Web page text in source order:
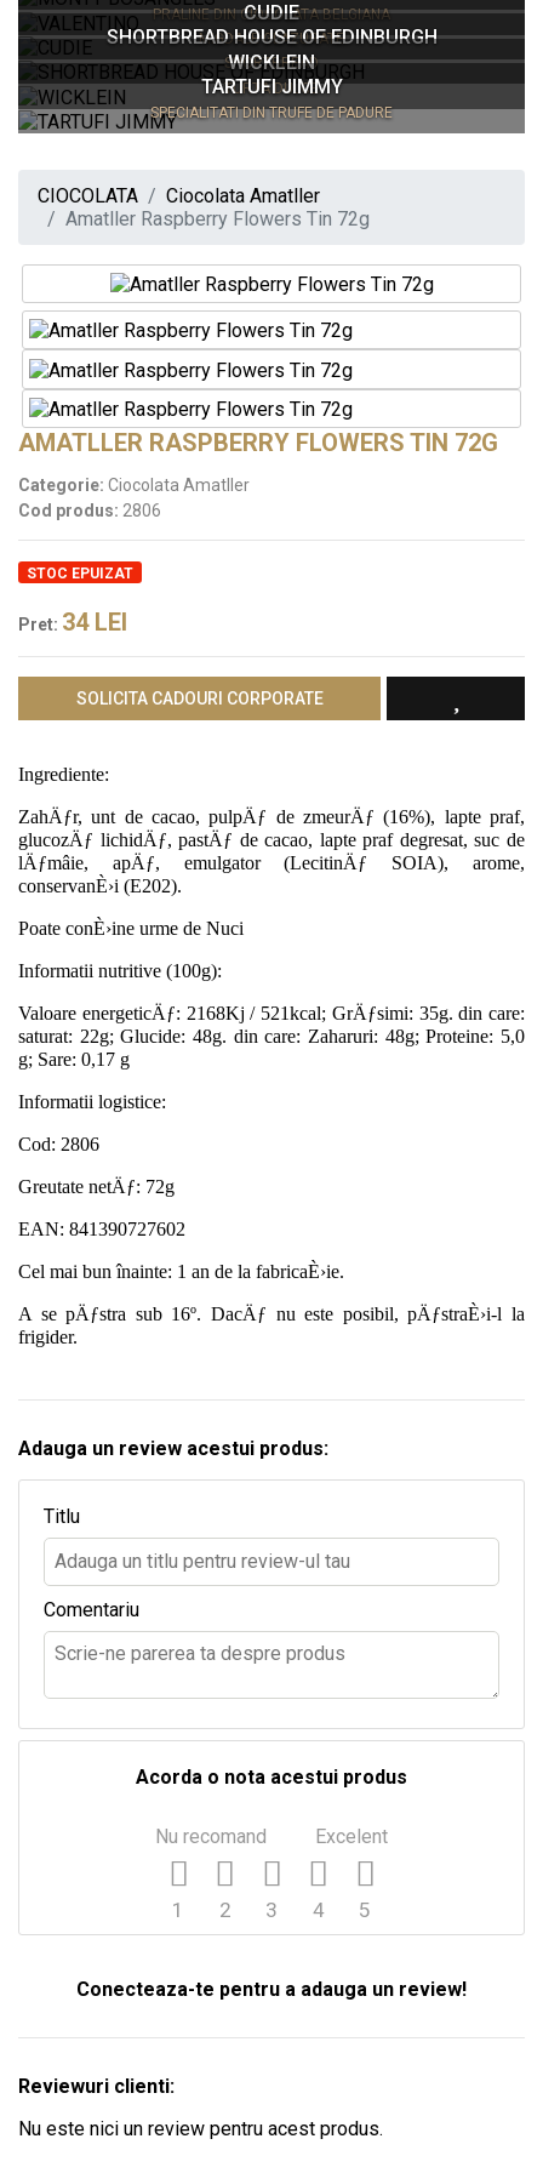
PRALINE DIN CIOCOLATA BELGIANA
CUDIE
MIGDALE GLAZURATE
SHORTBREAD HOUSE OF EDINBURGH
SHORTBREAD
WICKLEIN
TURTA DULCE
TARTUFI JIMMY
SPECIALITATI DIN TRUFE DE PADURE
CIOCOLATA
Ciocolata Amatller
Amatller Raspberry Flowers Tin 72g
AMATLLER RASPBERRY FLOWERS TIN 72G
Categorie: Ciocolata Amatller
Cod produs: 2806
STOC EPUIZAT
Pret: 34LEI
SOLICITA CADOURI CORPORATE
Ingrediente:
ZahÄƒr, unt de cacao, pulpÄƒ de zmeurÄƒ (16%), lapte praf,
glucozÄƒ lichidÄƒ, pastÄƒ de cacao, lapte praf degresat, suc de
lÄƒmâie, apÄƒ, emulgator (LecitinÄƒ SOIA), arome,
conservanÈ›i (E202).
Poate conÈ›ine urme de Nuci
Informatii nutritive (100g):
Valoare energeticÄƒ: 2168Kj / 521kcal; GrÄƒsimi: 35g. din care:
saturat: 22g; Glucide: 48g. din care: Zaharuri: 48g; Proteine: 5,0
g; Sare: 0,17 g
Informatii logistice:
Cod: 2806
Greutate netÄƒ: 72g
EAN: 841390727602
Cel mai bun înainte: 1 an de la fabricaÈ›ie.
A se pÄƒstra sub 16º. DacÄƒ nu este posibil, pÄƒstraÈ›i-l la
frigider.
Adauga un review acestui produs:
Titlu
Comentariu
Acorda o nota acestui produs
Nu recomand Excelent
5
4
3
2
1
Conecteaza-te pentru a adauga un review!
Reviewuri clienti:
Nu este nici un review pentru acest produs.